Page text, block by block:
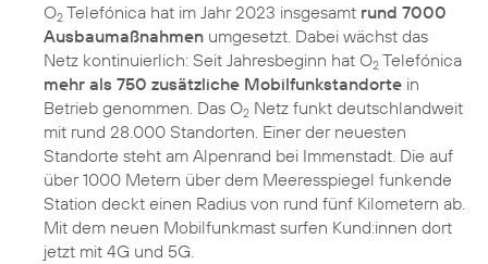
O2 Telefónica hat im Jahr 2023 insgesamt rund 7000
Ausbaumaßnahmen umgesetzt. Dabei wächst das
Netz kontinuierlich: Seit Jahresbeginn hat O2 Telefónica
mehr als 750 zusätzliche Mobilfunkstandorte in
Betrieb genommen. Das O2 Netz funkt deutschlandweit
mit rund 28.000 Standorten. Einer der neuesten
Standorte steht am Alpenrand bei Immenstadt. Die auf
über 1000 Metern über dem Meeresspiegel funkende
Station deckt einen Radius von rund fünf Kilometern ab.
Mit dem neuen Mobilfunkmast surfen Kund:innen dort
jetzt mit 4G und 5G.